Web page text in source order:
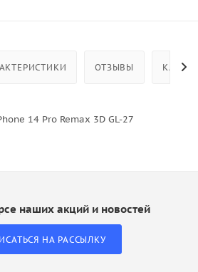
ОТЗЫВЫ КАК
14 Pro Remax 3D GL-27
наших акций и новостей
НА РАССЫЛКУ